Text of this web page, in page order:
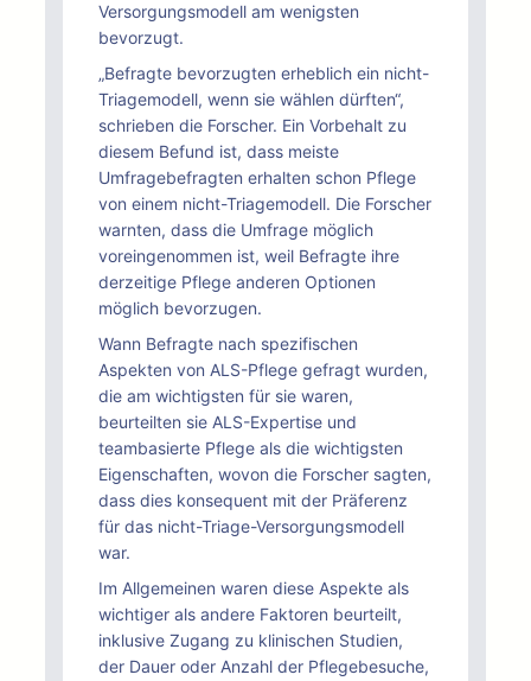
Versorgungsmodell am wenigsten
bevorzugt.
„Befragte bevorzugten erheblich ein nicht-
Triagemodell, wenn sie wählen dürften“,
schrieben die Forscher. Ein Vorbehalt zu
diesem Befund ist, dass meiste
Umfragebefragten erhalten schon Pflege
von einem nicht-Triagemodell. Die Forscher
warnten, dass die Umfrage möglich
voreingenommen ist, weil Befragte ihre
derzeitige Pflege anderen Optionen
möglich bevorzugen.
Wann Befragte nach spezifischen
Aspekten von ALS-Pflege gefragt wurden,
die am wichtigsten für sie waren,
beurteilten sie ALS-Expertise und
teambasierte Pflege als die wichtigsten
Eigenschaften, wovon die Forscher sagten,
dass dies konsequent mit der Präferenz
für das nicht-Triage-Versorgungsmodell
war.
Im Allgemeinen waren diese Aspekte als
wichtiger als andere Faktoren beurteilt,
inklusive Zugang zu klinischen Studien,
der Dauer oder Anzahl der Pflegebesuche,